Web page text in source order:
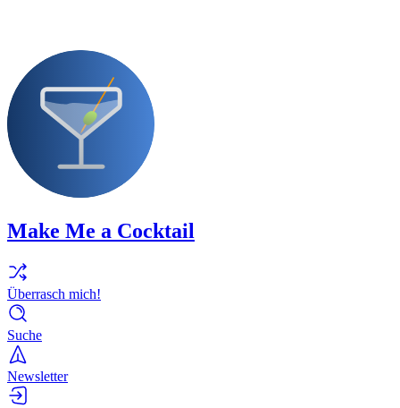
Make Me a Cocktail
Überrasch mich!
Suche
Newsletter